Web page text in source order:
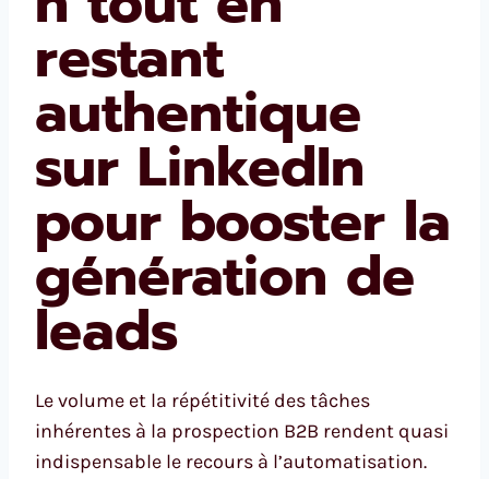
restant
authentique
sur LinkedIn
pour booster la
génération de
leads
Le volume et la répétitivité des tâches
inhérentes à la prospection B2B rendent quasi
indispensable le recours à l’automatisation.